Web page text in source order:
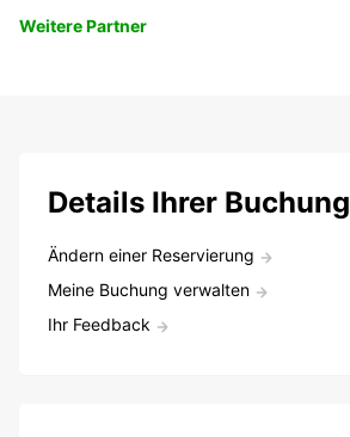
Weitere Partner
Details Ihrer Buchung
Ändern einer Reservierung
Meine Buchung verwalten
Ihr Feedback